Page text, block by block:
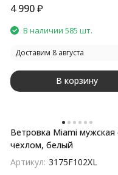
4 990₽
В наличии 585 шт.
Доставим 8 августа
В корзину
Ветровка Miami мужская
чехлом, белый
Артикул: 3175F102XL